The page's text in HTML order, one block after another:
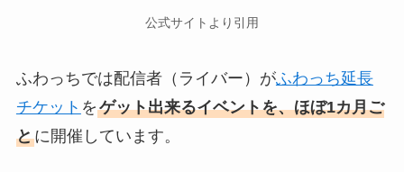
公式サイトより引用
ふわっちでは配信者（ライバー）がふわっち延長
チケット をゲット出来るイベントを、ほぼ1カ月ご
とに開催しています。